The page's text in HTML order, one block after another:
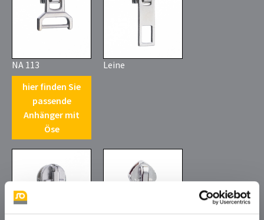
NA 113
hier finden Sie
passende
Anhänger mit
Öse
Leine